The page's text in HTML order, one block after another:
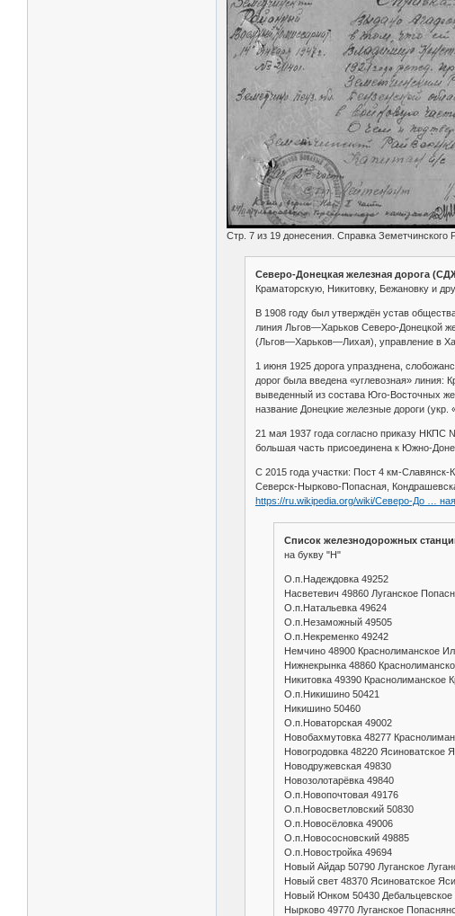
Стр. 7 из 19 донесения. Справка Земетчинского
Северо-Донецкая железная дорога
Краматорскую, Никитовку, Бежановку и
В 1908 году был утверждён устав
линия Льгов—Харьков Северо-Донецкой
(Льгов—Харьков—Лихая), управление в
1 июня 1925 дорога упразднена,
дорог была введена «углевозная»
выведенный из состава Юго-Восточных
название Донецкие железные дороги (укр.
21 мая 1937 года согласно приказу НКПС
большая часть присоединена к Южно-
С 2015 года участки: Пост 4 км-Славянск-
Северск-Нырково-Попасная,
https://ru.wikipedia.org/wiki/Северо-До …
Список железнодорожных
на букву "Н"
О.п.Надеждовка 49252
Насветевич 49860 Луганское
О.п.Натальевка 49624
О.п.Незаможный 49505
О.п.Некременко 49242
Немчино 48900 Краснолиманское
Нижнекрынка 48860
Никитовка 49390 Краснолиманское
О.п.Никишино 50421
Никишино 50460
О.п.Новаторская 49002
Новобахмутовка 48277
Новогродовка 48220 Ясиноватское
Новодружевская 49830
Новозолотарёвка 49840
О.п.Новопочтовая 49176
О.п.Новосветловский 50830
О.п.Новосёловка 49006
О.п.Новососновский 49885
О.п.Новостройка 49694
Новый Айдар 50790 Луганское
Новый свет 48370 Ясиноватское
Новый Юнком 50430 Дебальцевское
Нырково 49770 Луганское